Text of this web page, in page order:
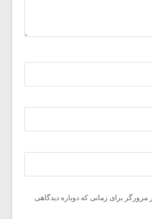
مرورگر برای زمانی که دوباره دیدگاهی